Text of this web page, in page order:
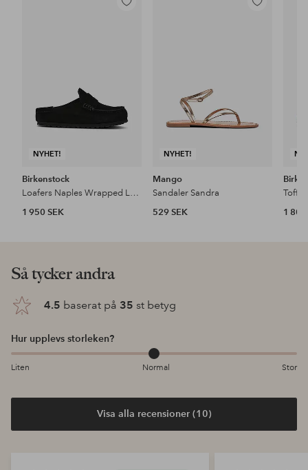
NYHET!
Lägg
Birkenstock
Loafers Naples Wrapped Leve Black
1 950 SEK
NYHET!
Lägg
Mango
Sandaler Sandra
529 SEK
1 800
Så tycker andra
4.5 baserat på 35 st betyg
Hur upplevs storleken?
Liten Normal Stor
Visa alla recensioner (10)